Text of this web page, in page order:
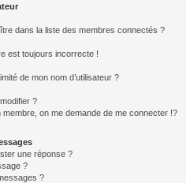
dans la liste des membres connectés ?
est toujours incorrecte !
de mon nom d’utilisateur ?
?
membre, on me demande de me connecter !?
une réponse ?
?
?